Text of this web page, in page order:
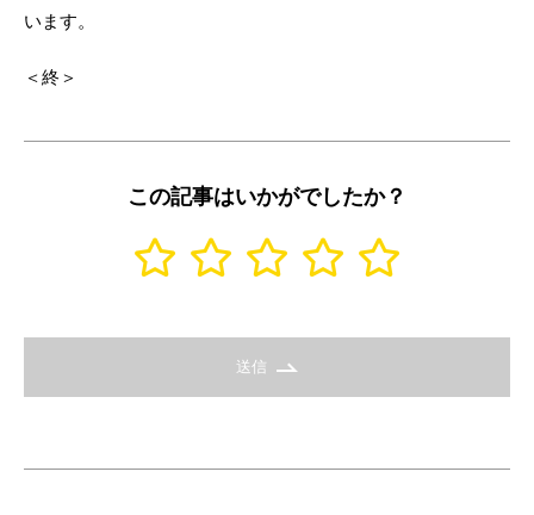
います。
＜終＞
この記事はいかがでしたか？
送信